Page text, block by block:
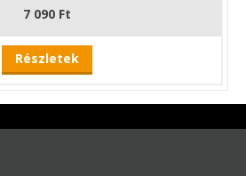
7 090 Ft
Részletek